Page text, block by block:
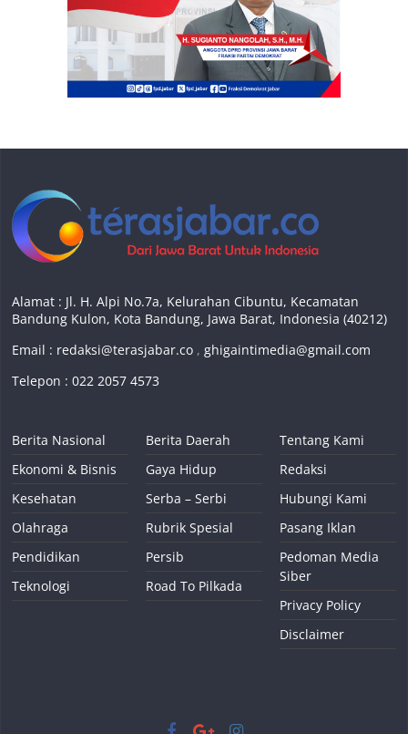
Alamat : Jl. H. Alpi No.7a, Kelurahan Cibuntu, Kecamatan
Bandung Kulon, Kota Bandung, Jawa Barat, Indonesia (40212)
Email : redaksi@terasjabar.co ,ghigaintimedia@gmail.com
Telepon : 022 2057 4573
Berita Nasional
Ekonomi & Bisnis
Kesehatan
Olahraga
Pendidikan
Teknologi
Berita Daerah
Gaya Hidup
Serba – Serbi
Rubrik Spesial
Persib
Road To Pilkada
Tentang Kami
Redaksi
Hubungi Kami
Pasang Iklan
Pedoman Media
Siber
Privacy Policy
Disclaimer